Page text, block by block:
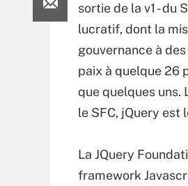
sortie de la v1 - du
lucratif, dont la
gouvernance à
paix à quelque 26
que quelques uns.
le SFC, jQuery est
La JQuery
framework